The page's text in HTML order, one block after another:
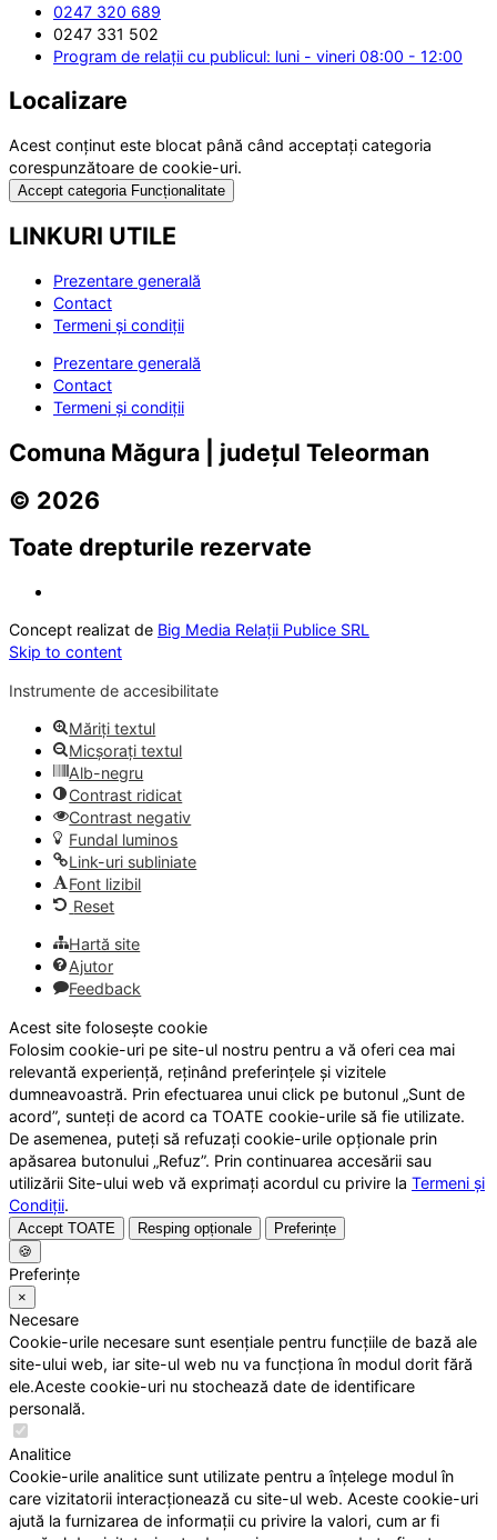
0247 320 689
0247 331 502
Program de relații cu publicul: luni - vineri 08:00 - 12:00
Localizare
Acest conținut este blocat până când acceptați categoria
corespunzătoare de cookie-uri.
Accept categoria Funcționalitate
LINKURI UTILE
Prezentare generală
Contact
Termeni și condiții
Prezentare generală
Contact
Termeni și condiții
Comuna Măgura | județul Teleorman
© 2026
Toate drepturile rezervate
Concept realizat de Big Media Relații Publice SRL
Skip to content
Instrumente de accesibilitate
Măriți textul
Micșorați textul
Alb-negru
Contrast ridicat
Contrast negativ
Fundal luminos
Link-uri subliniate
Font lizibil
Reset
Hartă site
Ajutor
Feedback
Acest site folosește cookie
Folosim cookie-uri pe site-ul nostru pentru a vă oferi cea mai
relevantă experiență, reținând preferințele și vizitele
dumneavoastră. Prin efectuarea unui click pe butonul „Sunt de
acord”, sunteți de acord ca TOATE cookie-urile să fie utilizate.
De asemenea, puteți să refuzați cookie-urile opționale prin
apăsarea butonului „Refuz”. Prin continuarea accesării sau
utilizării Site-ului web vă exprimați acordul cu privire la Termeni și
Condiții.
Accept TOATE Resping opționale
Preferințe
🍪
Preferințe
×
Necesare
Cookie-urile necesare sunt esențiale pentru funcțiile de bază ale
site-ului web, iar site-ul web nu va funcționa în modul dorit fără
ele.Aceste cookie-uri nu stochează date de identificare
personală.
Analitice
Cookie-urile analitice sunt utilizate pentru a înțelege modul în
care vizitatorii interacționează cu site-ul web. Aceste cookie-uri
ajută la furnizarea de informații cu privire la valori, cum ar fi